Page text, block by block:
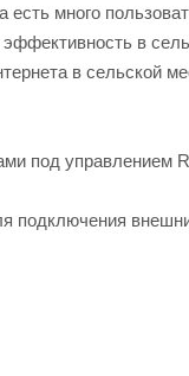
много
в
в сельской
под управлением
подключения